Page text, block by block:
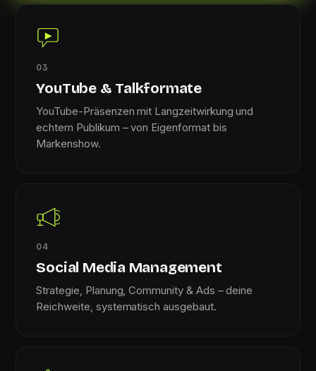
03
YouTube & Talkformate
YouTube-Präsenzen mit Langzeitwirkung und
echtem Publikum – von Eigenformat bis
Markenshow.
04
Social Media Management
Strategie, Planung, Community & Ads – deine
Reichweite, systematisch ausgebaut.